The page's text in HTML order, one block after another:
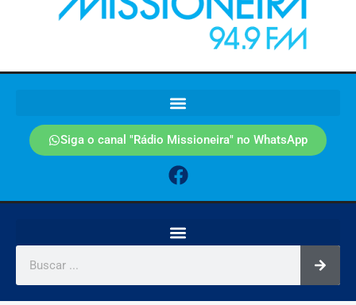
Siga o canal "Rádio Missioneira" no WhatsApp